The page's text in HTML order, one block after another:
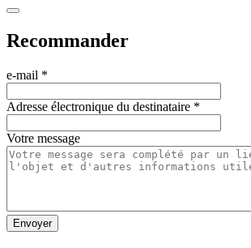
Recommander
e-mail *
Adresse électronique du destinataire *
Votre message
Envoyer